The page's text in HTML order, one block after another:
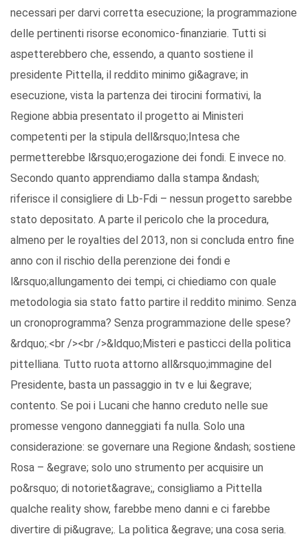
necessari per darvi corretta esecuzione; la programmazione
delle pertinenti risorse economico-finanziarie. Tutti si
aspetterebbero che, essendo, a quanto sostiene il
presidente Pittella, il reddito minimo gi&agrave; in
esecuzione, vista la partenza dei tirocini formativi, la
Regione abbia presentato il progetto ai Ministeri
competenti per la stipula dell&rsquo;Intesa che
permetterebbe l&rsquo;erogazione dei fondi. E invece no.
Secondo quanto apprendiamo dalla stampa &ndash;
riferisce il consigliere di Lb-Fdi – nessun progetto sarebbe
stato depositato. A parte il pericolo che la procedura,
almeno per le royalties del 2013, non si concluda entro fine
anno con il rischio della perenzione dei fondi e
l&rsquo;allungamento dei tempi, ci chiediamo con quale
metodologia sia stato fatto partire il reddito minimo. Senza
un cronoprogramma? Senza programmazione delle spese?
&rdquo;.<br /><br />&ldquo;Misteri e pasticci della politica
pittelliana. Tutto ruota attorno all&rsquo;immagine del
Presidente, basta un passaggio in tv e lui &egrave;
contento. Se poi i Lucani che hanno creduto nelle sue
promesse vengono danneggiati fa nulla. Solo una
considerazione: se governare una Regione &ndash; sostiene
Rosa – &egrave; solo uno strumento per acquisire un
po&rsquo; di notoriet&agrave;, consigliamo a Pittella
qualche reality show, farebbe meno danni e ci farebbe
divertire di pi&ugrave;. La politica &egrave; una cosa seria.